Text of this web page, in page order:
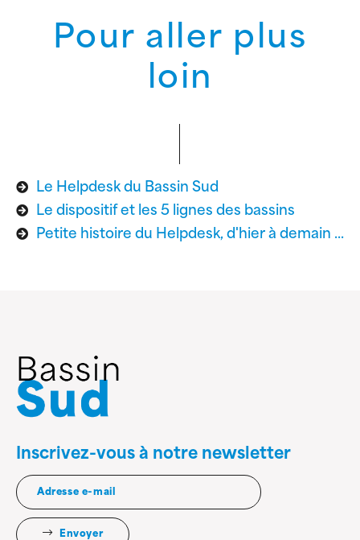
Pour aller plus
loin
Le Helpdesk du Bassin Sud
Le dispositif et les 5 lignes des bassins
Petite histoire du Helpdesk, d'hier à demain ...
Inscrivez-vous à notre newsletter
Envoyer